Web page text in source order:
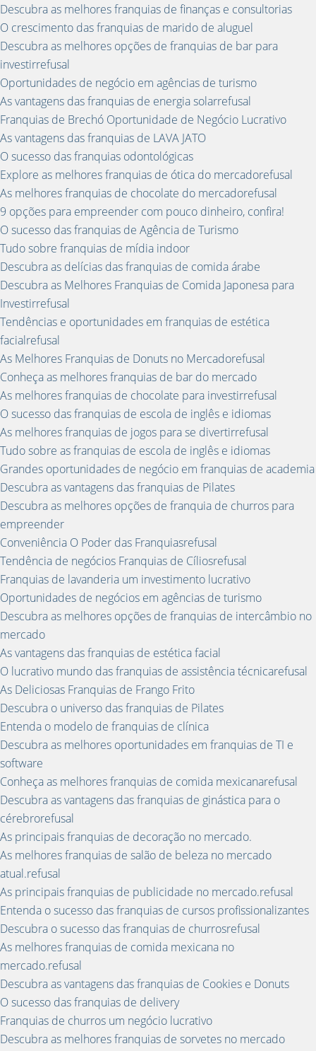
Descubra as melhores franquias de finanças e consultorias
O crescimento das franquias de marido de aluguel
Descubra as melhores opções de franquias de bar para
investirrefusal
Oportunidades de negócio em agências de turismo
As vantagens das franquias de energia solarrefusal
Franquias de Brechó Oportunidade de Negócio Lucrativo
As vantagens das franquias de LAVA JATO
O sucesso das franquias odontológicas
Explore as melhores franquias de ótica do mercadorefusal
As melhores franquias de chocolate do mercadorefusal
9 opções para empreender com pouco dinheiro, confira!
O sucesso das franquias de Agência de Turismo
Tudo sobre franquias de mídia indoor
Descubra as delícias das franquias de comida árabe
Descubra as Melhores Franquias de Comida Japonesa para
Investirrefusal
Tendências e oportunidades em franquias de estética
facialrefusal
As Melhores Franquias de Donuts no Mercadorefusal
Conheça as melhores franquias de bar do mercado
As melhores franquias de chocolate para investirrefusal
O sucesso das franquias de escola de inglês e idiomas
As melhores franquias de jogos para se divertirrefusal
Tudo sobre as franquias de escola de inglês e idiomas
Grandes oportunidades de negócio em franquias de academia
Descubra as vantagens das franquias de Pilates
Descubra as melhores opções de franquia de churros para
empreender
Conveniência O Poder das Franquiasrefusal
Tendência de negócios Franquias de Cíliosrefusal
Franquias de lavanderia um investimento lucrativo
Oportunidades de negócios em agências de turismo
Descubra as melhores opções de franquias de intercâmbio no
mercado
As vantagens das franquias de estética facial
O lucrativo mundo das franquias de assistência técnicarefusal
As Deliciosas Franquias de Frango Frito
Descubra o universo das franquias de Pilates
Entenda o modelo de franquias de clínica
Descubra as melhores oportunidades em franquias de TI e
software
Conheça as melhores franquias de comida mexicanarefusal
Descubra as vantagens das franquias de ginástica para o
cérebrorefusal
As principais franquias de decoração no mercado.
As melhores franquias de salão de beleza no mercado
atual.refusal
As principais franquias de publicidade no mercado.refusal
Entenda o sucesso das franquias de cursos profissionalizantes
Descubra o sucesso das franquias de churrosrefusal
As melhores franquias de comida mexicana no
mercado.refusal
Descubra as vantagens das franquias de Cookies e Donuts
O sucesso das franquias de delivery
Franquias de churros um negócio lucrativo
Descubra as melhores franquias de sorvetes no mercado